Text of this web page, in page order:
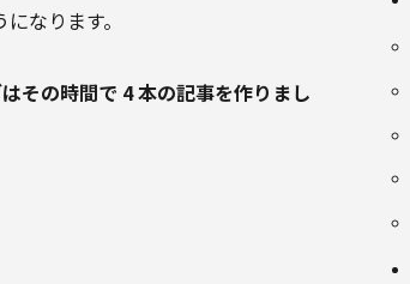
なります。
その時間で 4 本の記事を作りまし